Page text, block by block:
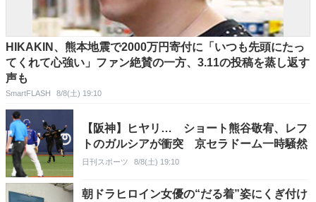
HIKAKIN、熊本地震で2000万円寄付に「いつも先頭にたっ
てくれて心強い」ファン絶賛の一方、3.11の投稿を蒸し返す
声も
SmartFLASH 8/8(土) 19:10
【阪神】ヒヤリ… ショート熊谷敬宥、レフ
トのガルシアが衝突 京セラドーム一時騒然
日刊スポーツ 8/8(土) 19:10
朝ドラヒロイン女優の“だる着”姿にくぎ付け